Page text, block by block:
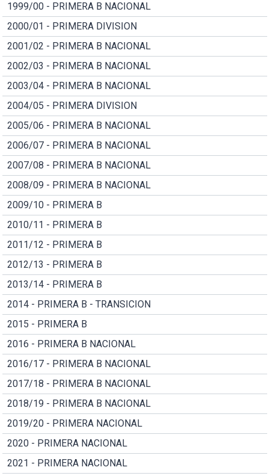
1999/00 - PRIMERA B NACIONAL
2000/01 - PRIMERA DIVISION
2001/02 - PRIMERA B NACIONAL
2002/03 - PRIMERA B NACIONAL
2003/04 - PRIMERA B NACIONAL
2004/05 - PRIMERA DIVISION
2005/06 - PRIMERA B NACIONAL
2006/07 - PRIMERA B NACIONAL
2007/08 - PRIMERA B NACIONAL
2008/09 - PRIMERA B NACIONAL
2009/10 - PRIMERA B
2010/11 - PRIMERA B
2011/12 - PRIMERA B
2012/13 - PRIMERA B
2013/14 - PRIMERA B
2014 - PRIMERA B - TRANSICION
2015 - PRIMERA B
2016 - PRIMERA B NACIONAL
2016/17 - PRIMERA B NACIONAL
2017/18 - PRIMERA B NACIONAL
2018/19 - PRIMERA B NACIONAL
2019/20 - PRIMERA NACIONAL
2020 - PRIMERA NACIONAL
2021 - PRIMERA NACIONAL